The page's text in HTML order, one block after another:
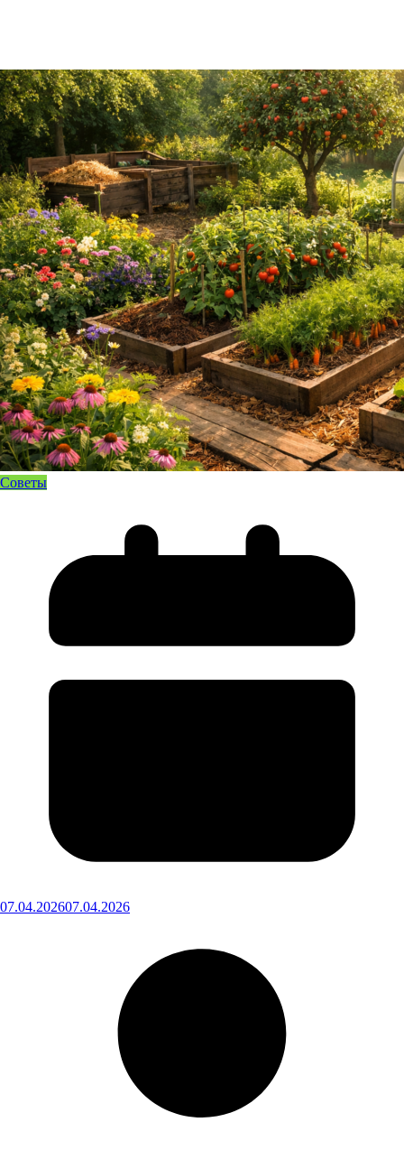
Советы
07.04.202607.04.2026